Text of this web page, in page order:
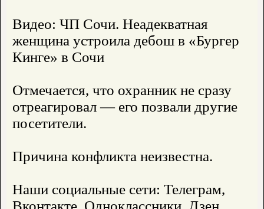
Видео: ЧП Сочи. Неадекватная
женщина устроила дебош в «Бургер
Кинге» в Сочи
Отмечается, что охранник не сразу
отреагировал — его позвали другие
посетители.
Причина конфликта неизвестна.
Наши социальные сети: Телеграм,